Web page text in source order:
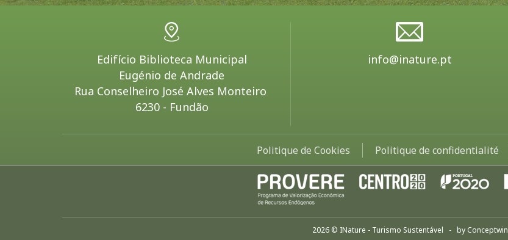
Edifício Biblioteca Municipal
Eugénio de Andrade
Rua Conselheiro José Alves Monteiro
6230 - Fundão
info@inature.pt
Politique de Cookies Politique de confidentialité
2026 © INature - Turismo Sustentável - by Conceptwin